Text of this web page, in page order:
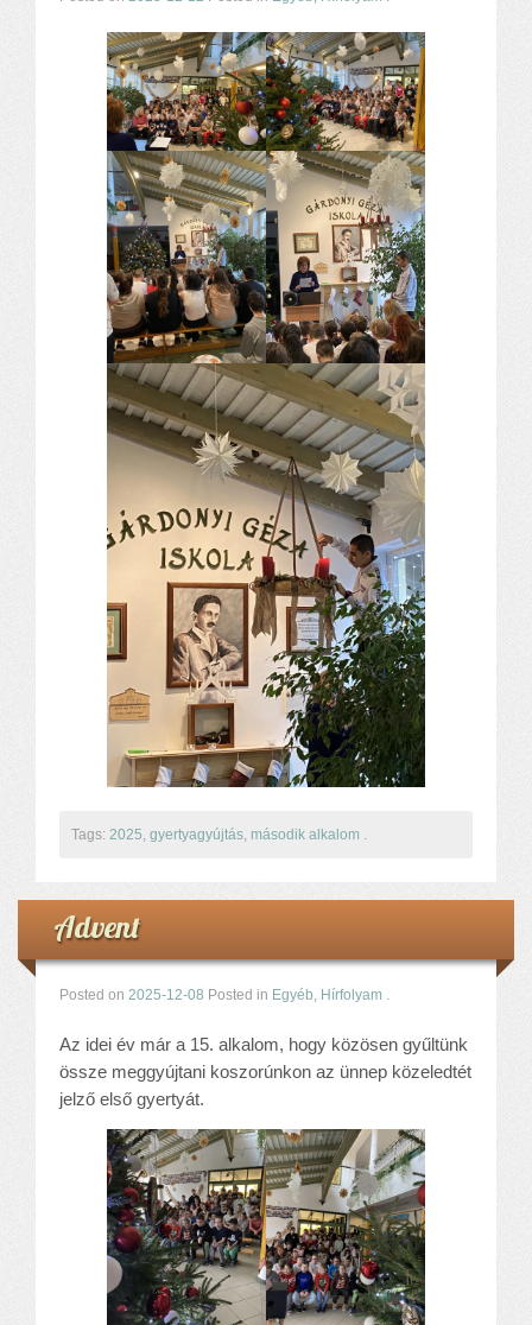
Pedagógiai szakmai ellenőrzés
Gyermek- és ifjúságvédelem
Étlap
Projektjeink
Digitális témahét 2016
EFOP-3.1.6
Közlekedés biztonsági pályázat
TÁMOP 2.2.7.A-13/1
TÁMOP-3.1.4-12/2
Projektbeszámolók
Egészségnap
Informatika Szakkör
Konfliktuskezelés
Mindennapos testnevelés
Dohányzás-megelőzés
Erdei túra
Komplex közlekedés Baleset megelőzés
Komplex közlekedés Egészségfejlesztés
Nyelvi vetélkedő
Hagyománnyá tehető iskolai rendezvény
TÁMOP-3.1.6-11/2
TÁMOP-3.3.15.
TIOP-1.1.1-12/1
Kutyaterápia
RRF-1.2.4-25-2025-00053
Elérhetőségek
Tájékoztatás
Állásajánlatok
Tags: 2025, gyertyagyújtás, második alkalom .
Advent
Posted on 2025-12-08 Posted in Egyéb, Hírfolyam .
Az idei év már a 15. alkalom, hogy közösen gyűltünk
össze meggyújtani koszorúnkon az ünnep közeledtét
jelző első gyertyát.